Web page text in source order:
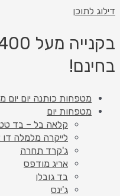
דילוג לתוכן
בחינם!
מטפחות כותנה יום יום
מטפחות יום
קלאה בל – בד
לייקרה מלמלה דו
ג'קרד תחרה
אריג מודפס
בד גובלן
ג'ינס